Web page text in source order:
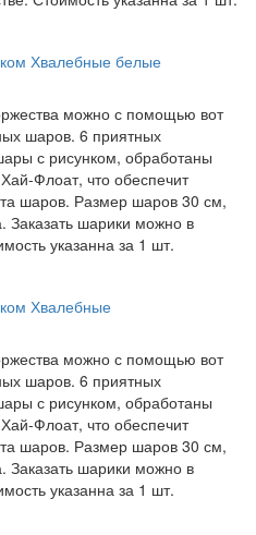
Хвалебные белые
можно с помощью вот
шаров. 6 приятных
с рисунком, обработаны
Флоат, что обеспечит
шаров. Размер шаров 30 см,
Заказать шарики можно в
указанна за 1 шт.
Хвалебные
можно с помощью вот
шаров. 6 приятных
с рисунком, обработаны
Флоат, что обеспечит
шаров. Размер шаров 30 см,
Заказать шарики можно в
указанна за 1 шт.